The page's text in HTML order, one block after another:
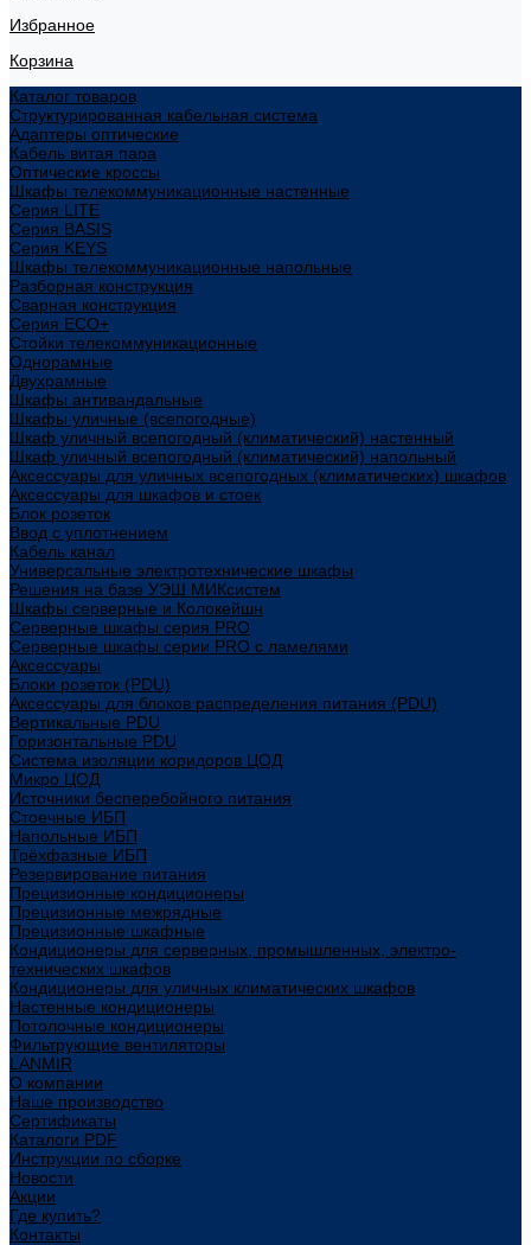
Избранное
Корзина
Каталог товаров
Структурированная кабельная система
Адаптеры оптические
Кабель витая пара
Оптические кроссы
Шкафы телекоммуникационные настенные
Cерия LITE
Cерия BASIS
Cерия KEYS
Шкафы телекоммуникационные напольные
Разборная конструкция
Сварная конструкция
Серия ECO+
Стойки телекоммуникационные
Однорамные
Двухрамные
Шкафы антивандальные
Шкафы уличные (всепогодные)
Шкаф уличный всепогодный (климатический) настенный
Шкаф уличный всепогодный (климатический) напольный
Аксессуары для уличных всепогодных (климатических) шкафов
Аксессуары для шкафов и стоек
Блок розеток
Ввод с уплотнением
Кабель канал
Универсальные электротехнические шкафы
Решения на базе УЭШ МИКсистем
Шкафы серверные и Колокейшн
Серверные шкафы серия PRO
Серверные шкафы серии PRO с ламелями
Аксессуары
Блоки розеток (PDU)
Аксессуары для блоков распределения питания (PDU)
Вертикальные PDU
Горизонтальные PDU
Система изоляции коридоров ЦОД
Микро ЦОД
Источники бесперебойного питания
Стоечные ИБП
Напольные ИБП
Трёхфазные ИБП
Резервирование питания
Прецизионные кондиционеры
Прецизионные межрядные
Прецизионные шкафные
Кондиционеры для серверных, промышленных, электро-
технических шкафов
Кондиционеры для уличных климатических шкафов
Настенные кондиционеры
Потолочные кондиционеры
Фильтрующие вентиляторы
LANMIR
О компании
Наше производство
Сертификаты
Каталоги PDF
Инструкции по сборке
Новости
Акции
Где купить?
Контакты